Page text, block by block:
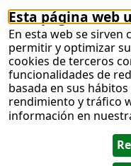
Esta página web
En esta web se sirven
permitir y optimizar
cookies de terceros
funcionalidades de
basada en sus
rendimiento y tráfico
información en